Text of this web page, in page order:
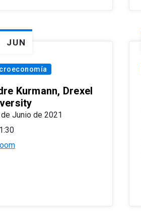
JUN
Kurmann, Drexel
Junio de 2021